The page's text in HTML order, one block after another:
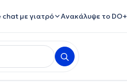
chat με γιατρό Ανακάλυψε το DO+